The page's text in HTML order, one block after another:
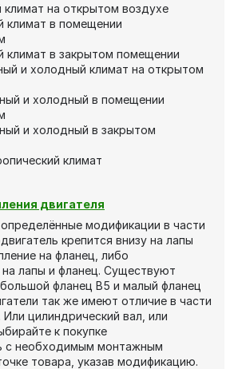
на открытом воздухе
климат в помещении
в закрытом помещении
и холодный климат на открытом
и холодный в помещении
и холодный в закрытом
климат
двигателя
модификации в части
крепится внизу на лапы
на фланец, либо
лапы и фланец. Существуют
фланец В5 и малый фланец
так же имеют отличие в части
Или цилиндрический вал, или
к покупке
с необходимым монтажным
товара, указав модификацию.